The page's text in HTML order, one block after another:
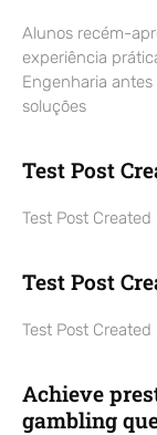
Alunos recém-
experiência
Engenharia
soluções
Test Post
Test Post Created
Test Post
Test Post Created
Achieve
gambling